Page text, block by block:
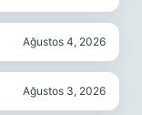
Ağustos 4, 2026
Ağustos 3, 2026